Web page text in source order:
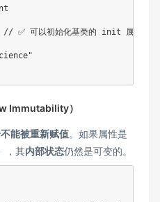
✅ 可以初始化基类的 init 属性
Immutability）
能被重新赋值。如果属性是
，其内部状态仍然是可变的。